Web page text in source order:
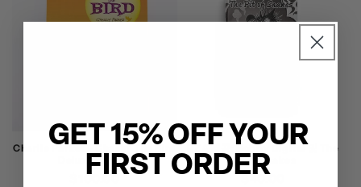
Charlie Parker - Chasin' The Bird
Deluxe Edition
$100.00
RZA 제공: Bobby Digital 및 The
Pit of Snakes
정
$40.00
GET 15% OFF YOUR
FIRST ORDER